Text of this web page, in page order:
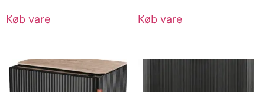
Køb vare Køb vare